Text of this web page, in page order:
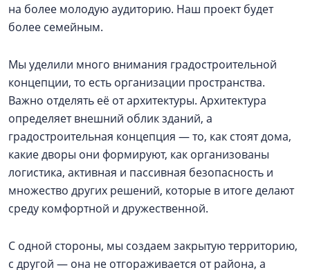
на более молодую аудиторию. Наш проект будет
более семейным.
Мы уделили много внимания градостроительной
концепции, то есть организации пространства.
Важно отделять её от архитектуры. Архитектура
определяет внешний облик зданий, а
градостроительная концепция — то, как стоят дома,
какие дворы они формируют, как организованы
логистика, активная и пассивная безопасность и
множество других решений, которые в итоге делают
среду комфортной и дружественной.
С одной стороны, мы создаем закрытую территорию,
с другой — она не отгораживается от района, а